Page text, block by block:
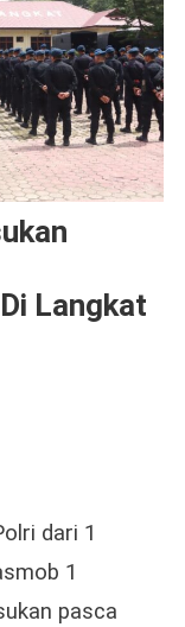
Langkat
dari 1
1
pasca